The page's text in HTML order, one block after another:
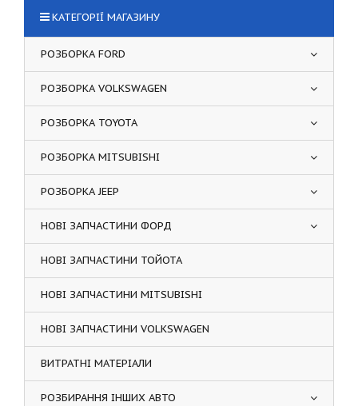
КАТЕГОРІЇ МАГАЗИНУ
РОЗБОРКА FORD
РОЗБОРКА VOLKSWAGEN
РОЗБОРКА TOYOTA
РОЗБОРКА MITSUBISHI
РОЗБОРКА JEEP
НОВІ ЗАПЧАСТИНИ ФОРД
НОВІ ЗАПЧАСТИНИ ТОЙОТА
НОВІ ЗАПЧАСТИНИ MITSUBISHI
НОВІ ЗАПЧАСТИНИ VOLKSWAGEN
ВИТРАТНІ МАТЕРІАЛИ
РОЗБИРАННЯ ІНШИХ АВТО